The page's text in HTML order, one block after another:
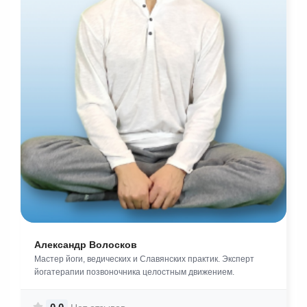
Александр Волосков
Мастер йоги, ведических и Славянских практик. Эксперт
йогатерапии позвоночника целостным движением.